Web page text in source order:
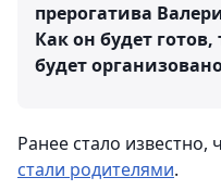
прерогатива
Как он будет
будет
Ранее стало
стали родителями.